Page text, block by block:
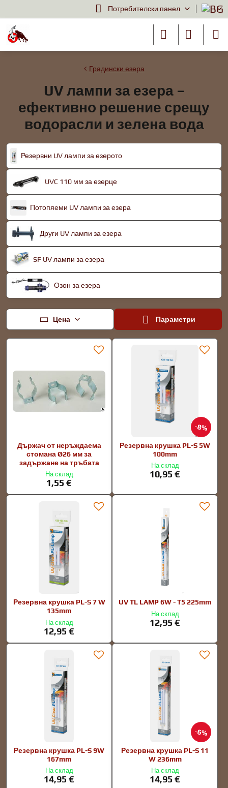
Потребителски панел
Градински езера
UV лампи за езера –
ефективно решение срещу
водорасли и зелена вода
Резервни UV лампи за езерото
UVC 110 мм за езерце
Потопяеми UV лампи за езера
Други UV лампи за езера
SF UV лампи за езера
Озон за езера
Цена Параметри
Държач от неръждаема
стомана Ø26 мм за
задържане на тръбата
На склад
1,55 €
8%
Резервна крушка PL-S 5W
100mm
На склад
10,95 €
Резервна крушка PL-S 7 W
135mm
На склад
12,95 €
UV TL LAMP 6W - T5 225mm
На склад
12,95 €
Резервна крушка PL-S 9W
167mm
На склад
14,95 €
6%
Резервна крушка PL-S 11
W 236mm
На склад
14,95 €